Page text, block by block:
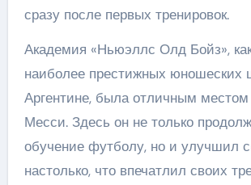
сразу после первых тренировок.
Академия «Ньюэллс Олд Бойз»,
наиболее престижных юношеских
Аргентине, была отличным местом
Месси. Здесь он не только
обучение футболу, но и улучшил
настолько, что впечатлил своих